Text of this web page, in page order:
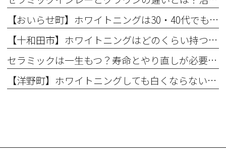
【おいらせ町】ホワイトニングは30・40代でも効果ある？年代別の特徴と始める前に知っておきたいこと
【十和田市】ホワイトニングはどのくらい持つ？持続期間と長持ちさせるコツ
セラミックは一生もつ？寿命とやり直しが必要になるケース
【洋野町】ホワイトニングしても白くならない理由とは？効果が出にくい人の特徴